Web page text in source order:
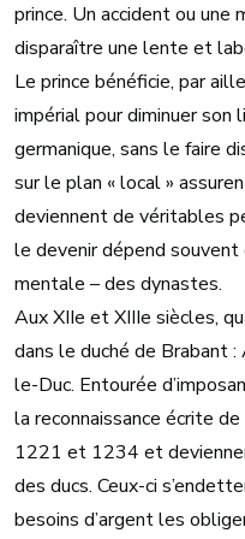
prince. Un accident ou
disparaître une lente et
Le prince bénéficie, par
impérial pour diminuer son
germanique, sans le faire
sur le plan « local »
deviennent de véritables
le devenir dépend souvent
mentale – des dynastes.
Aux XIIe et XIIIe siècles,
dans le duché de Brabant
le-Duc. Entourée
la reconnaissance écrite
1221 et 1234 et
des ducs. Ceux-ci
besoins d’argent les